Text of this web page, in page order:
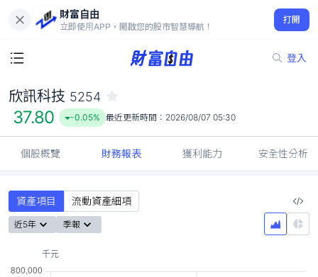
財富自由
立即使用APP，開啟您的股市智慧導航！
打開
登入
37.80
-0.05%
欣訊科技 5254
37.80 -0.05% 最近更新時間： 2026/08/07 05:30
個股概覽 財務報表 獲利能力 安全性分析
資產項目 流動資產細項
近5年 季報